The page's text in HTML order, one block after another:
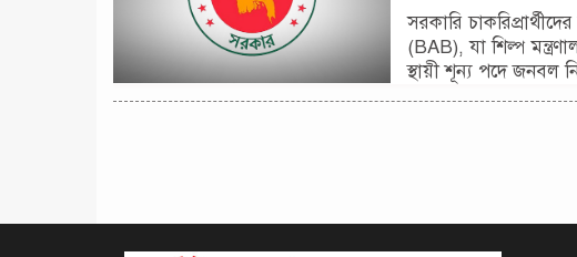
সরকারি
(BAB), যা শিল্প
স্থায়ী শূন্য পদে জনবল